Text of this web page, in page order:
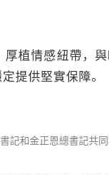
情感紐帶，與
提供堅實保障。
和金正恩總書記共同